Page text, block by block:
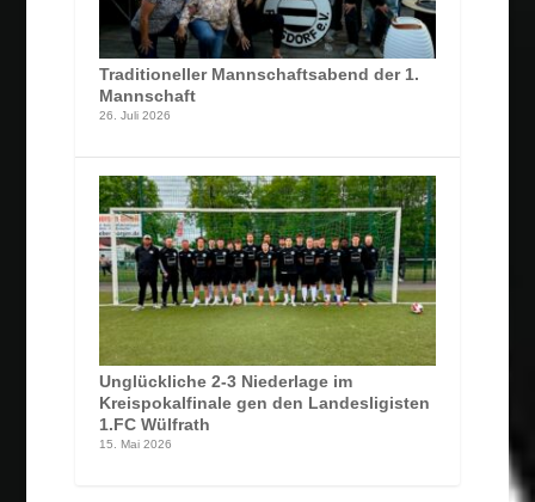
Traditioneller Mannschaftsabend der 1.
Mannschaft
26. Juli 2026
Unglückliche 2-3 Niederlage im
Kreispokalfinale gen den Landesligisten
1.FC Wülfrath
15. Mai 2026